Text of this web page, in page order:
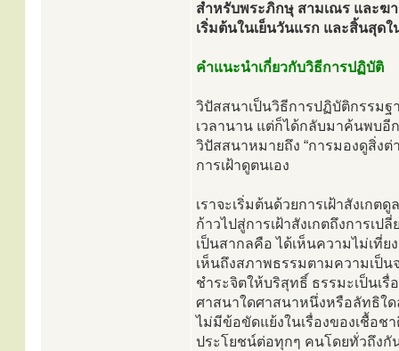
สำหรับพระภิกษุ สามเณร และฆา
เริ่มต้นในเย็นวันแรก และสิ้นสุด
คำแนะนำเกี่ยวกับวิธีการปฏิบัติ
วิปัสสนาเป็นวิธีการปฏิบัติกรรม
เวลานาน แต่ก็ได้กลับมาค้นพบอี
วิปัสสนาหมายถึง “การมองดูสิ่ง
การเฝ้าดูตนเอง
เราจะเริ่มต้นด้วยการเฝ้าสังเก
ก้าวไปสู่การเฝ้าสังเกตถึงการเ
เป็นสากลคือ ได้เห็นความไม่เที่
เห็นถึงสภาพธรรมตามความเป็น
ชำระจิตให้บริสุทธิ์ ธรรมะเป็นเ
ศาสนาใดศาสนาหนึ่งหรือลัทธิใ
ไม่มีข้อขัดแย้งในเรื่องของเชื้อ
ประโยชน์ต่อทุกๆ คนโดยทั่วถึงกั